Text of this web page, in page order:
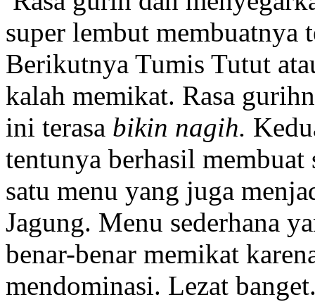
super lembut membuatnya
Berikutnya Tumis Tutut
kalah memikat. Rasa
ini terasa bikin nagih.
tentunya berhasil membuat
satu menu yang juga
Jagung. Menu sederhana
benar-benar memikat
mendominasi. Lezat